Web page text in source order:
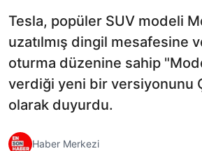
Tesla, popüler SUV modeli
uzatılmış dingil mesafesine
oturma düzenine sahip
verdiği yeni bir versiyonunu
olarak duyurdu.
Haber Merkezi